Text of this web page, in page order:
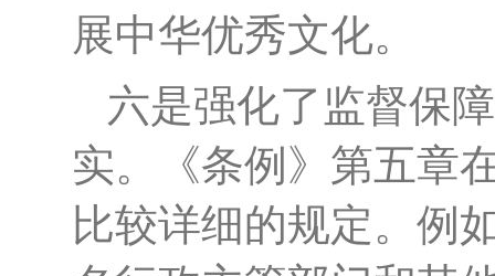
展中华优秀文化。
六是强化了监督保
实。《条例》第五章
比较详细的规定。例